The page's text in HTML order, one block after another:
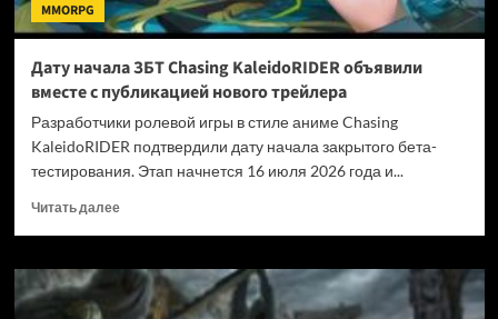
MMORPG
Дату начала ЗБТ Chasing KaleidoRIDER объявили
вместе с публикацией нового трейлера
Разработчики ролевой игры в стиле аниме Chasing
KaleidoRIDER подтвердили дату начала закрытого бета-
тестирования. Этап начнется 16 июля 2026 года и...
Читать далееПрочитать
Дату
начала
ЗБТ